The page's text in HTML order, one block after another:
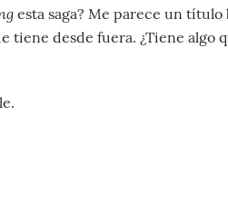
esta saga? Me parece un título
tiene desde fuera. ¿Tiene algo